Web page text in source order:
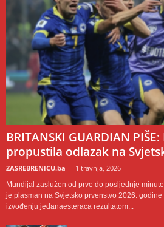
BRITANSKI GUARDIAN
propustila odlazak na
ZASREBRENICU.ba - 1 travnja, 2026
Mundijal zaslužen od prve do posljednje
je plasman na Svjetsko prvenstvo 2026.
izvođenju jedanaesteraca rezultatom...